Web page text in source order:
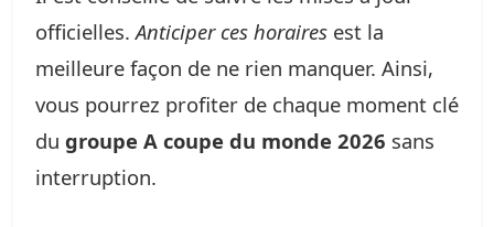
officielles.Anticiper ces horaires est la
meilleure façon de ne rien manquer. Ainsi,
vous pourrez profiter de chaque moment clé
du groupe A coupe du monde 2026 sans
interruption.